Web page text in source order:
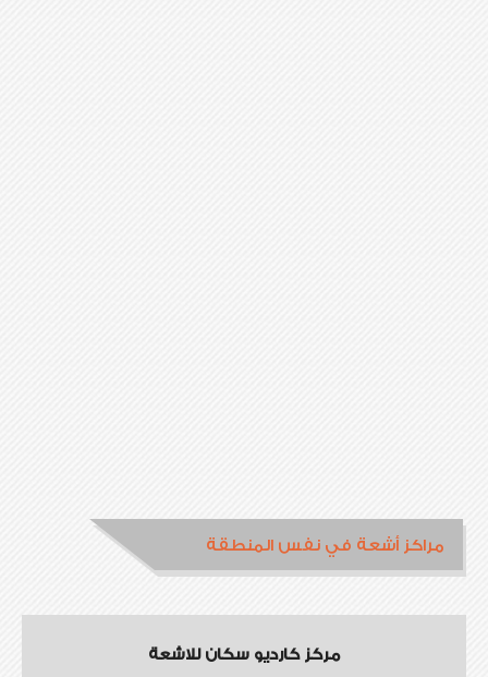
مراكز أشعة في نفس المنطقة
مركز كارديو سكان للاشعة